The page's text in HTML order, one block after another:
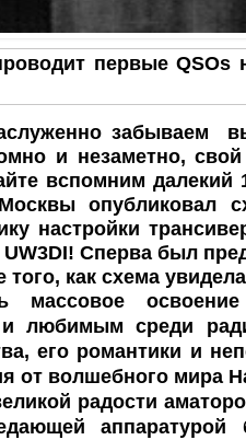
первые QSOs
забываем
и незаметно,
вспомним
опубликовал
настройки
Сперва был
как схема
массовое
любимым среди
его романтики и
от волшебного мира
радости
аппаратурой